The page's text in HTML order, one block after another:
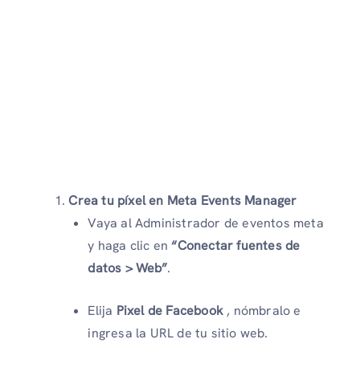
Crea tu píxel en Meta Events Manager
Vaya al Administrador de eventos meta
y haga clic en“Conectar fuentes de
datos > Web”.
Elija Pixel de Facebook , nómbralo e
ingresa la URL de tu sitio web.